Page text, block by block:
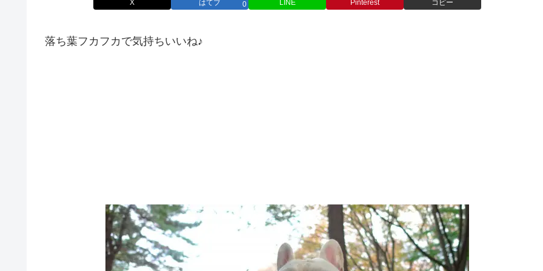
X はてブ 0 LINE Pinterest コピー
落ち葉フカフカで気持ちいいね♪